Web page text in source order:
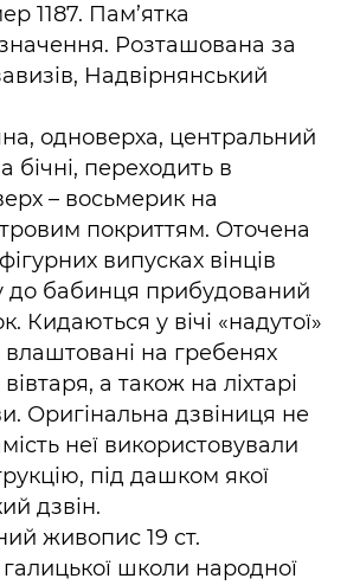
1187. Пам’ятка
Розташована за
Надвірнянський
одноверха, центральний
переходить в
– восьмерик на
покриттям. Оточена
випусках вінців
до бабинця прибудований
Кидаються у вічі «надутої»
на гребенях
а також на ліхтарі
Оригінальна дзвіниця не
неї використовували
під дашком якої
дзвін.
живопис 19 ст.
школи народної